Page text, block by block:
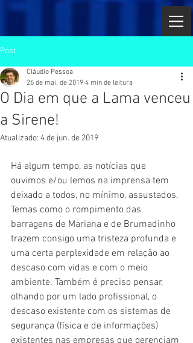
Post
O Dia em que a Lama venceu
a Sirene!
Cláudio Pessoa
26 de mai. de 2019 4 min de leitura
Atualizado: 4 de jun. de 2019
Há algum tempo, as notícias que
ouvimos e/ou lemos na imprensa tem
deixado a todos, no mínimo, assustados.
Temas como o rompimento das
barragens de Mariana e de Brumadinho
trazem consigo uma tristeza profunda e
uma certa perplexidade em relação ao
descaso com vidas e com o meio
ambiente. Também é preciso pensar,
olhando por um lado profissional, o
descaso existente com os sistemas de
segurança (física e de informações)
existentes nas empresas que gerenciam